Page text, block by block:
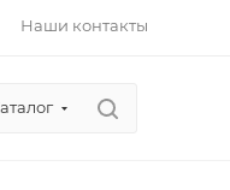
Наши контакты